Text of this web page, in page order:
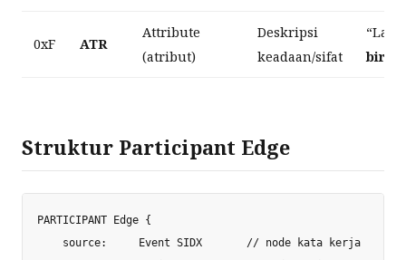
0xF ATR
Attribute
(atribut)
Deskripsi
keadaan/sifat
biru
Struktur Participant Edge
PARTICIPANT Edge {
    source:     Event SIDX       // node kata kerja